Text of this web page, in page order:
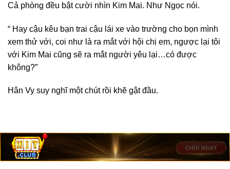
Cả phòng đều bật cười nhìn Kim Mai. Như Ngọc nói.
“ Hay cậu kêu bạn trai cậu lái xe vào trường cho bọn mình
xem thử với, coi như là ra mắt với hội chị em, ngược lại tôi
với Kim Mai cũng sẽ ra mắt người yêu lại…có được
không?”
Hân Vy suy nghĩ một chút rồi khẽ gật đầu.